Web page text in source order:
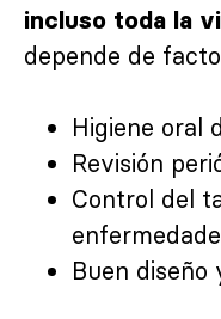
incluso toda la
depende de
Higiene oral
Revisión
Control del
Buen diseño